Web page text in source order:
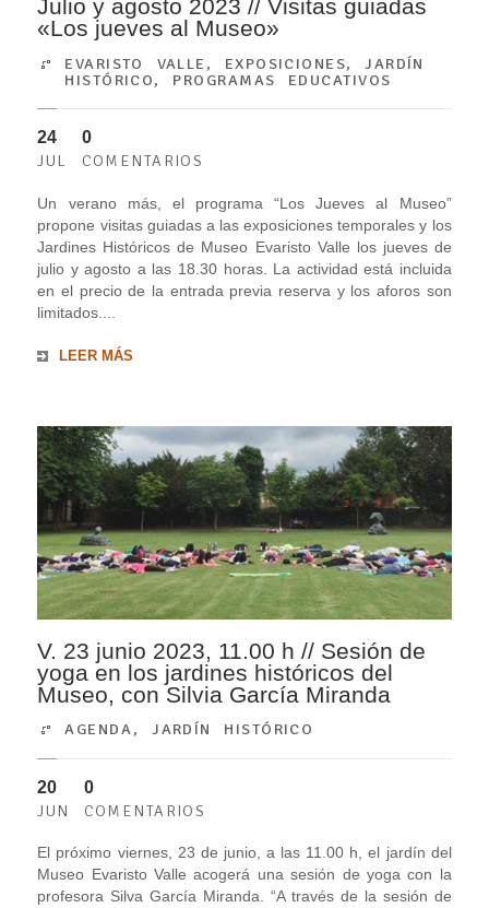
Julio y agosto 2023 // Visitas guiadas
«Los jueves al Museo»
EVARISTO VALLE , EXPOSICIONES,JARDÍN
HISTÓRICO, PROGRAMAS EDUCATIVOS
24
JUL
0
COMENTARIOS
Un verano más, el programa “Los Jueves al Museo”
propone visitas guiadas a las exposiciones temporales y los
Jardines Históricos de Museo Evaristo Valle los jueves de
julio y agosto a las 18.30 horas. La actividad está incluida
en el precio de la entrada previa reserva y los aforos son
limitados....
LEER MÁS
V. 23 junio 2023, 11.00 h // Sesión de
yoga en los jardines históricos del
Museo, con Silvia García Miranda
AGENDA,JARDÍN HISTÓRICO
20
JUN
0
COMENTARIOS
El próximo viernes, 23 de junio, a las 11.00 h, el jardín del
Museo Evaristo Valle acogerá una sesión de yoga con la
profesora Silva García Miranda. “A través de la sesión de